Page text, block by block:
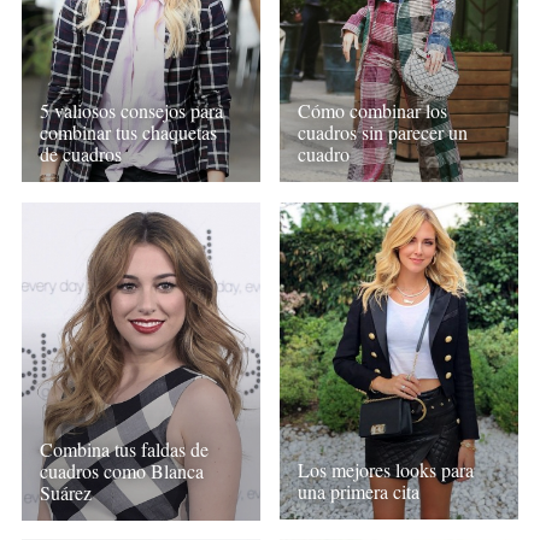
5 valiosos consejos para
combinar tus chaquetas
de cuadros
Cómo combinar los
cuadros sin parecer un
cuadro
Combina tus faldas de
cuadros como Blanca
Suárez
Los mejores looks para
una primera cita